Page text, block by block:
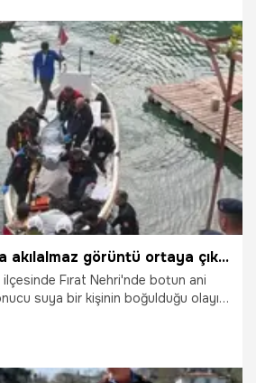
Boğulma olayında akılalmaz görüntü ortaya çıktı: Bot dakikalarca kendi etrafında dönmüş
ilçesinde Fırat Nehri'nde botun ani
suya bir kişinin boğulduğu olayın